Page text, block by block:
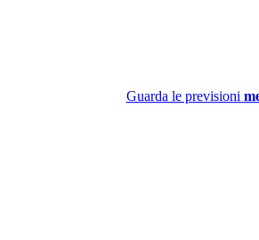
Guarda le previsioni